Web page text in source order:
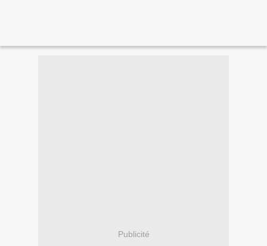
Publicité